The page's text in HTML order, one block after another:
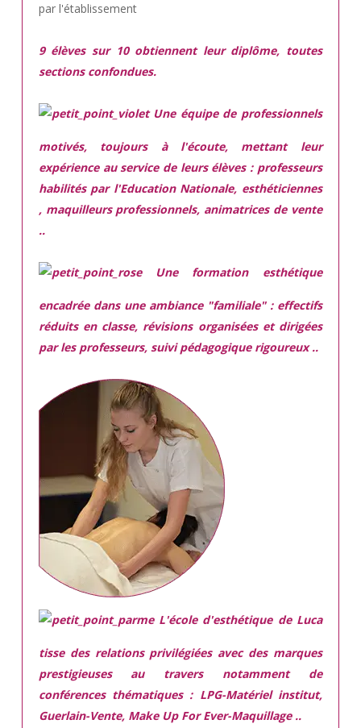
par l'établissement
9 élèves sur 10 obtiennent leur diplôme, toutes
sections confondues.
Une équipe de professionnels
motivés,toujours à l'écoute, mettant leur
expérience au service de leurs élèves : professeurs
habilités par l'Education Nationale, esthéticiennes
, maquilleurs professionnels, animatrices de vente
..
Une formation esthétique
encadrée dans une ambiance "familiale" : effectifs
réduits en classe, révisions organisées et dirigées
par les professeurs, suivi pédagogique rigoureux ..
L'école d'esthétique de Luca
tisse des relations privilégiées avec des marques
prestigieuses au travers notamment de
conférences thématiques : LPG-Matériel institut,
Guerlain-Vente, Make Up For Ever-Maquillage ..